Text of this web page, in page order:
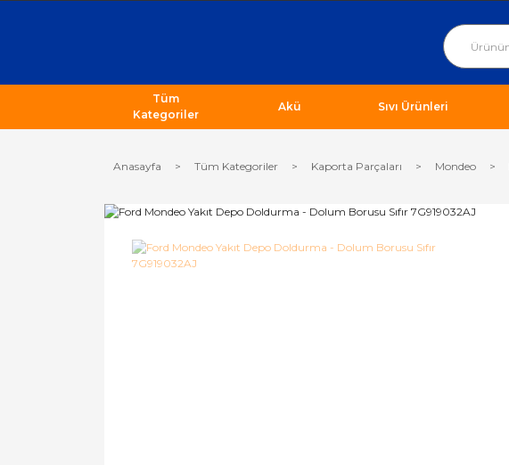
Tüm
Kategoriler
Akü Sıvı Ürünleri
Anasayfa Tüm Kategoriler Kaporta Parçaları Mondeo